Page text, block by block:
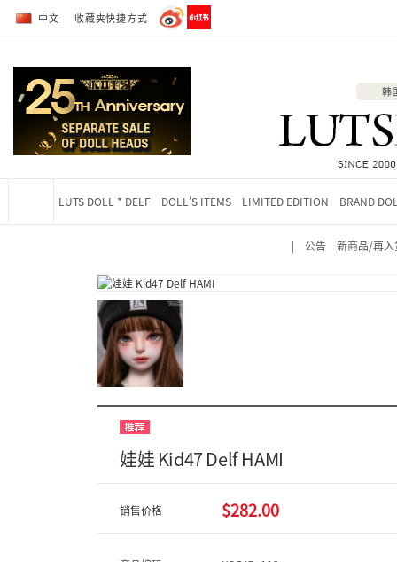
中文 收藏夹快捷方式
LUTS DOLL * DELF DOLL'S ITEMS LIMITED EDITION BRAND
| 公告 新商品/再入
娃娃 Kid47 Delf HAMI
销售价格 $282.00